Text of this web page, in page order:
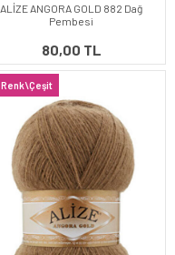
ALİZE ANGORA GOLD 882 Dağ
Pembesi
80,00 TL
Renk\Çeşit